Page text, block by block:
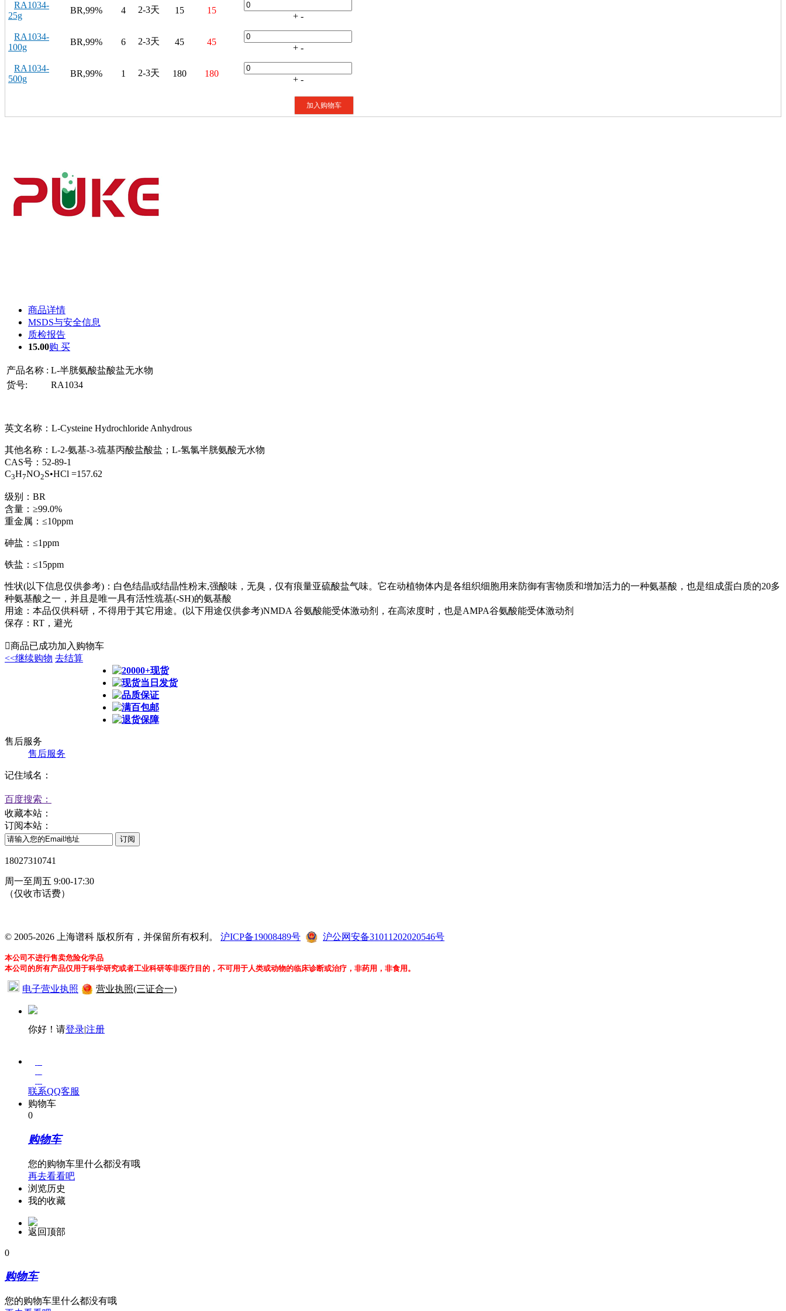
RA1034-
25g
BR,99% 4 2-3天 15 15
+ -
RA1034-
100g
BR,99% 6 2-3天 45 45
+ -
RA1034-
500g
BR,99% 1 2-3天 180 180
+ -
加入购物车
商品详情
MSDS与安全信息
质检报告
15.00购 买
产品名称 : L-半胱氨酸盐酸盐无水物
货号:
RA1034
英文名称：L-Cysteine Hydrochloride Anhydrous
其他名称：L-2-氨基-3-巯基丙酸盐酸盐；L-氢氯半胱氨酸无水物
CAS号：52-89-1
C3H7NO2S•HCl =157.62
级别：BR
含量：≥99.0%
重金属：≤10ppm
砷盐：≤1ppm
铁盐：≤15ppm
性状(以下信息仅供参考)：白色结晶或结晶性粉末,强酸味，无臭，仅有痕量亚硫酸盐气味。它在动植物体内是各组织细胞用来防御有害物质和增加活力的一种氨基酸，也是组成蛋白质的20多
种氨基酸之一，并且是唯一具有活性巯基(-SH)的氨基酸
用途：本品仅供科研，不得用于其它用途。(以下用途仅供参考)NMDA 谷氨酸能受体激动剂，在高浓度时，也是AMPA谷氨酸能受体激动剂
保存：RT，避光
商品已成功加入购物车
<<继续购物 去结算
20000+现货
现货当日发货
品质保证
满百包邮
退货保障
售后服务
售后服务
记住域名：
百度搜索：
收藏本站：
订阅本站：
18027310741
周一至周五 9:00-17:30
（仅收市话费）
© 2005-2026 上海谱科 版权所有，并保留所有权利。 沪ICP备19008489号 沪公网安备31011202020546号
本公司不进行售卖危险化学品
本公司的所有产品仅用于科学研究或者工业科研等非医疗目的，不可用于人类或动物的临床诊断或治疗，非药用，非食用。
电子营业执照 营业执照(三证合一)
你好！请登录|注册
服
联系QQ客服
购物车
0
购物车
您的购物车里什么都没有哦
再去看看吧
浏览历史
我的收藏
返回顶部
0
购物车
您的购物车里什么都没有哦